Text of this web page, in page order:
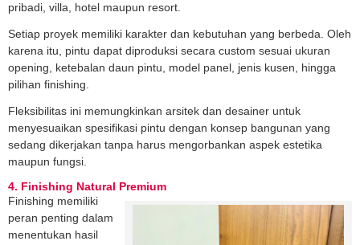
pribadi, villa, hotel maupun resort.
Setiap proyek memiliki karakter dan kebutuhan yang berbeda. Oleh
karena itu, pintu dapat diproduksi secara custom sesuai ukuran
opening, ketebalan daun pintu, model panel, jenis kusen, hingga
pilihan finishing.
Fleksibilitas ini memungkinkan arsitek dan desainer untuk
menyesuaikan spesifikasi pintu dengan konsep bangunan yang
sedang dikerjakan tanpa harus mengorbankan aspek estetika
maupun fungsi.
4. Finishing Natural Premium
Finishing memiliki
peran penting dalam
menentukan hasil